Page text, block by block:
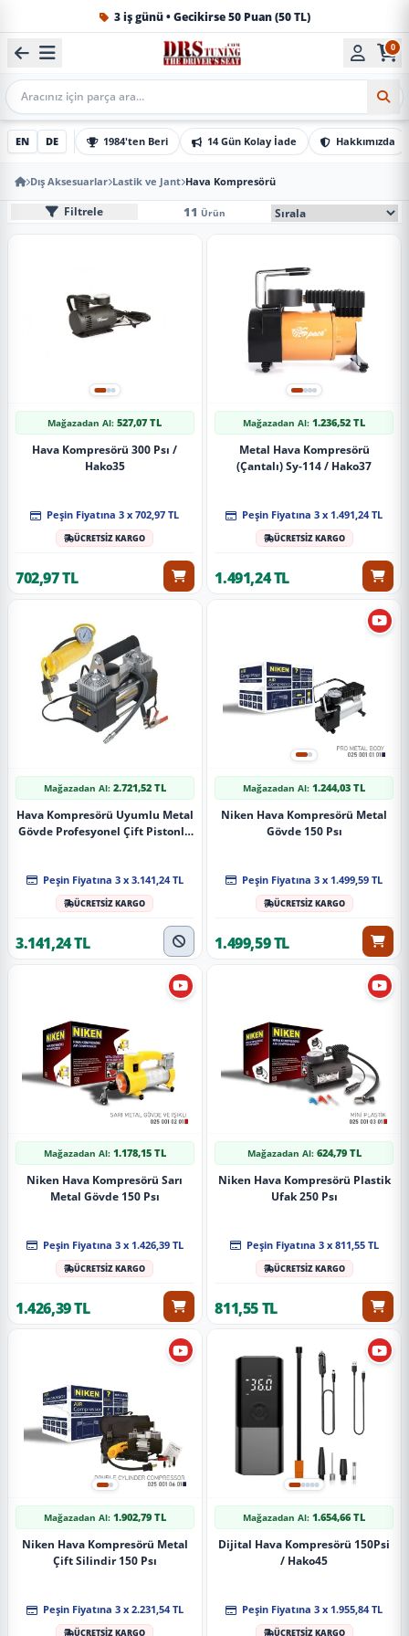
3 iş günü • Gecikirse 50 Puan (50 TL)
1984'ten beri Türkiye’nin en büyük oto aksesuar ve tuning 0
Mobil Arama
EN DE 1984'ten Beri 14 Gün Kolay İade Hakkımızda
Dış Aksesuarlar Lastik ve Jant Hava Kompresörü
Hava Kompresörü
Filtrele 11 Ürün Mobil Sıralama
Mağazadan Al:527,07 TL
Hava Kompresörü 300 Psı /
Hako35
Peşin Fiyatına 3 x 702,97 TL
ÜCRETSİZ KARGO
702,97 TL
Mağazadan Al:1.236,52 TL
Metal Hava Kompresörü
(Çantalı) Sy-114 / Hako37
Peşin Fiyatına 3 x 1.491,24 TL
ÜCRETSİZ KARGO
1.491,24 TL
Mağazadan Al: 2.721,52 TL
Hava Kompresörü Uyumlu Metal
Gövde Profesyonel Çift Pistonlu
Peşin Fiyatına 3 x 3.141,24 TL
ÜCRETSİZ KARGO
3.141,24 TL
Mağazadan Al:1.244,03 TL
Niken Hava Kompresörü Metal
Gövde 150 Psı
Peşin Fiyatına 3 x 1.499,59 TL
ÜCRETSİZ KARGO
1.499,59 TL
Mağazadan Al: 1.178,15 TL
Niken Hava Kompresörü Sarı
Metal Gövde 150 Psı
Peşin Fiyatına 3 x 1.426,39 TL
ÜCRETSİZ KARGO
1.426,39 TL
Mağazadan Al: 624,79 TL
Niken Hava Kompresörü Plastik
Ufak 250 Psı
Peşin Fiyatına 3 x 811,55 TL
ÜCRETSİZ KARGO
811,55 TL
Mağazadan Al: 1.902,79 TL
Niken Hava Kompresörü Metal
Çift Silindir 150 Psı
Peşin Fiyatına 3 x 2.231,54 TL
ÜCRETSİZ KARGO
Mağazadan Al:1.654,66 TL
Dijital Hava Kompresörü 150Psi
/ Hako45
Peşin Fiyatına 3 x 1.955,84 TL
ÜCRETSİZ KARGO